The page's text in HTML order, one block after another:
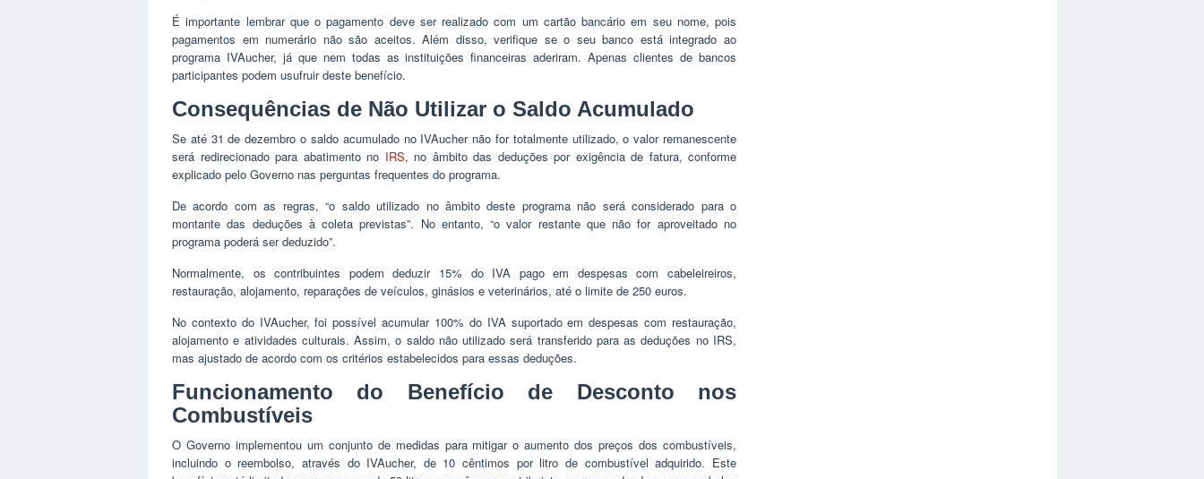
É importante lembrar que o pagamento deve ser realizado com um cartão bancário em seu nome, pois
pagamentos em numerário não são aceitos. Além disso, verifique se o seu banco está integrado ao
programa IVAucher, já que nem todas as instituições financeiras aderiram. Apenas clientes de bancos
participantes podem usufruir deste benefício.
Consequências de Não Utilizar o Saldo Acumulado
Se até 31 de dezembro o saldo acumulado no IVAucher não for totalmente utilizado, o valor remanescente
será redirecionado para abatimento no IRS, no âmbito das deduções por exigência de fatura, conforme
explicado pelo Governo nas perguntas frequentes do programa.
De acordo com as regras, “o saldo utilizado no âmbito deste programa não será considerado para o
montante das deduções à coleta previstas”. No entanto, “o valor restante que não for aproveitado no
programa poderá ser deduzido”.
Normalmente, os contribuintes podem deduzir 15% do IVA pago em despesas com cabeleireiros,
restauração, alojamento, reparações de veículos, ginásios e veterinários, até o limite de 250 euros.
No contexto do IVAucher, foi possível acumular 100% do IVA suportado em despesas com restauração,
alojamento e atividades culturais. Assim, o saldo não utilizado será transferido para as deduções no IRS,
mas ajustado de acordo com os critérios estabelecidos para essas deduções.
Funcionamento do Benefício de Desconto nos
Combustíveis
O Governo implementou um conjunto de medidas para mitigar o aumento dos preços dos combustíveis,
incluindo o reembolso, através do IVAucher, de 10 cêntimos por litro de combustível adquirido. Este